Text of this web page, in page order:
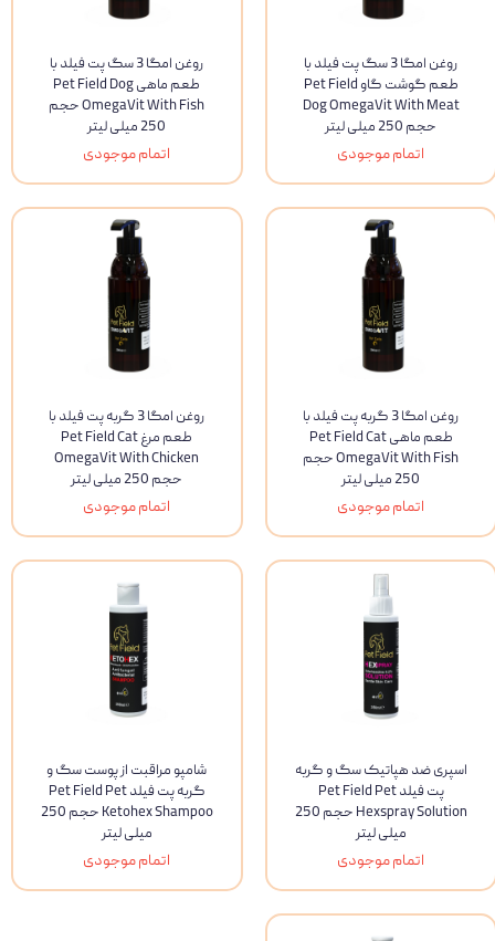
روغن امگا 3 سگ پت فیلد با
طعم گوشت گاو Pet Field
Dog OmegaVit With Meat
حجم 250 میلی لیتر
اتمام موجودی
روغن امگا 3 سگ پت فیلد با
طعم ماهی Pet Field Dog
OmegaVit With Fish حجم
250 میلی لیتر
اتمام موجودی
روغن امگا 3 گربه پت فیلد با
طعم ماهی Pet Field Cat
OmegaVit With Fish حجم
250 میلی لیتر
اتمام موجودی
روغن امگا 3 گربه پت فیلد با
طعم مرغ Pet Field Cat
OmegaVit With Chicken
حجم 250 میلی لیتر
اتمام موجودی
اسپری ضد هپاتیک سگ و گربه
پت فیلد Pet Field Pet
Hexspray Solution حجم 250
میلی لیتر
اتمام موجودی
شامپو مراقبت از پوست سگ و
گربه پت فیلد Pet Field Pet
Ketohex Shampoo حجم 250
میلی لیتر
اتمام موجودی